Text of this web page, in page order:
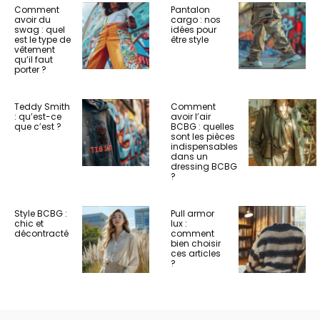
Comment
avoir du
swag : quel
est le type de
vêtement
qu’il faut
porter ?
Pantalon
cargo : nos
idées pour
être style
Teddy Smith
: qu’est-ce
que c’est ?
Comment
avoir l’air
BCBG : quelles
sont les pièces
indispensables
dans un
dressing BCBG
?
Style BCBG :
chic et
décontracté
Pull armor
lux :
comment
bien choisir
ces articles
?